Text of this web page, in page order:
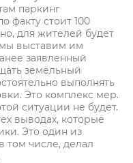
паркинг
факту стоит 100
для жителей будет
выставим им
заявленный
земельный
выполнять
Это комплекс мер.
ситуации не будет.
выводах, которые
Это один из
том числе, делал